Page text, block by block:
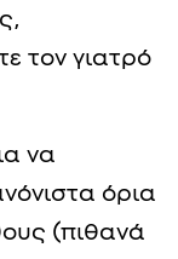
τον γιατρό
να
όρια
(πιθανά